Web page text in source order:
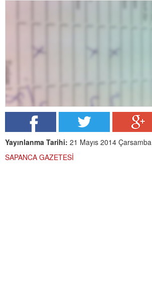
Yayınlanma Tarihi: 21 Mayıs 2014 Çarsamba
SAPANCA GAZETESİ